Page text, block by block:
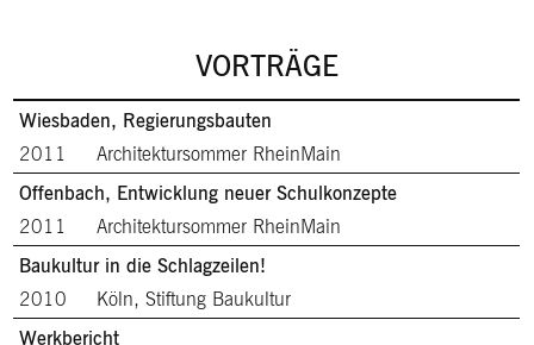
VORTRÄGE
Wiesbaden, Regierungsbauten
2011
Architektursommer RheinMain
Offenbach, Entwicklung neuer Schulkonzepte
2011
Architektursommer RheinMain
Baukultur in die Schlagzeilen!
2010
Köln, Stiftung Baukultur
Werkbericht